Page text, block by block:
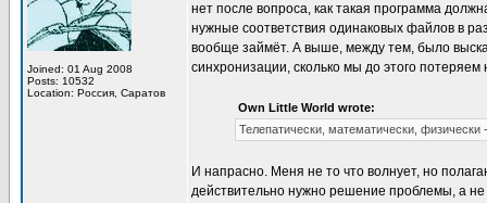
Joined: 01 Aug 2008
Posts: 10532
Location: Россия, Саратов
нет после вопроса, как такая программа
нужные соответствия одинаковых файлов в
вообще займёт. А выше, между тем, было
синхронизации, сколько мы до этого
Own Little World wrote:
Телепатически, математически, физически
И напрасно. Меня не то что волнует, но
действительно нужно решение проблемы, а